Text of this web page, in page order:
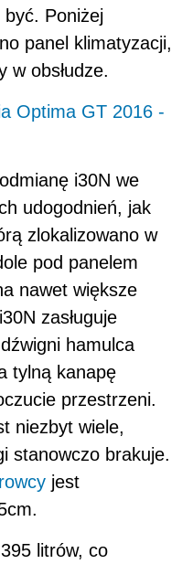
Poniżej
panel klimatyzacji,
w obsłudze.
Optima GT 2016 -
i30N we
udogodnień, jak
zlokalizowano w
pod panelem
nawet większe
zasługuje
hamulca
tylną kanapę
przestrzeni.
niezbyt wiele,
stanowczo brakuje.
jest
litrów, co